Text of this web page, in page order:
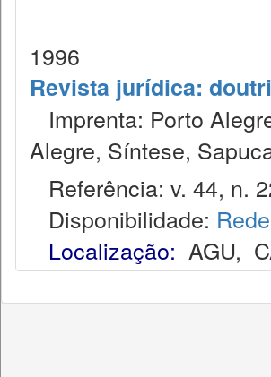
1996
Revista jurídica:
Imprenta: Porto
Alegre, Síntese,
Referência: v. 44, n.
Disponibilidade:
Localização: AGU,